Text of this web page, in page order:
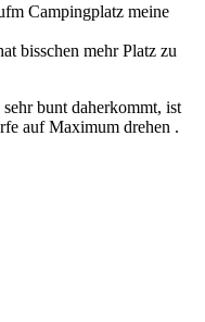
Campingplatz meine
bisschen mehr Platz zu
bunt daherkommt, ist
auf Maximum drehen .